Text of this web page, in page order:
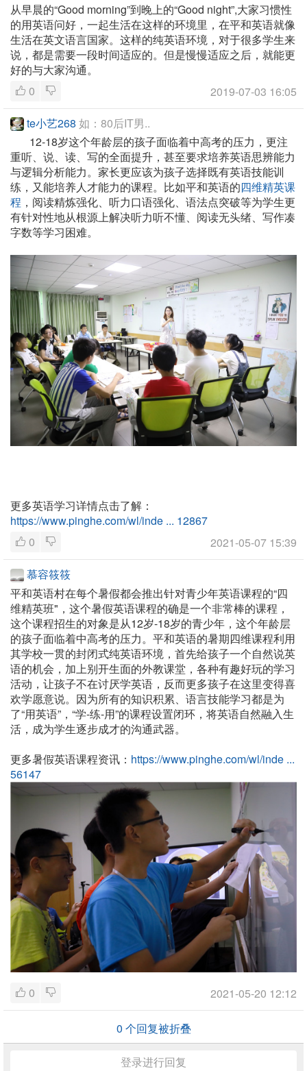
从早晨的“Good morning”到晚上的“Good night”,大家习惯性
的用英语问好，一起生活在这样的环境里，在平和英语就像
生活在英文语言国家。这样的纯英语环境，对于很多学生来
说，都是需要一段时间适应的。但是慢慢适应之后，就能更
好的与大家沟通。
0
2019-07-03 16:05
te小艺268 如：80后IT男..
12-18岁这个年龄层的孩子面临着中高考的压力，更注
重听、说、读、写的全面提升，甚至要求培养英语思辨能力
与逻辑分析能力。家长更应该为孩子选择既有英语技能训
练，又能培养人才能力的课程。比如平和英语的四维精英课
程 ，阅读精炼强化、听力口语强化、语法点突破等为学生更
有针对性地从根源上解决听力听不懂、阅读无头绪、写作凑
字数等学习困难。
更多英语学习详情点击了解：
https://www.pinghe.com/wl/inde ... 12867
0
2021-05-07 15:39
慕容筱筱
平和英语村在每个暑假都会推出针对青少年英语课程的“四
维精英班"，这个暑假英语课程的确是一个非常棒的课程，
这个课程招生的对象是从12岁-18岁的青少年，这个年龄层
的孩子面临着中高考的压力。平和英语的暑期四维课程利用
其学校一贯的封闭式纯英语环境，首先给孩子一个自然说英
语的机会，加上别开生面的外教课堂，各种有趣好玩的学习
活动，让孩子不在讨厌学英语，反而更多孩子在这里变得喜
欢学愿意说。因为所有的知识积累、语言技能学习都是为
了“用英语”，“学-练-用”的课程设置闭环，将英语自然融入生
活，成为学生逐步成才的沟通武器。
更多暑假英语课程资讯： https://www.pinghe.com/wl/inde ...
56147
0 2021-05-20 12:12
0 个回复被折叠
登录进行回复